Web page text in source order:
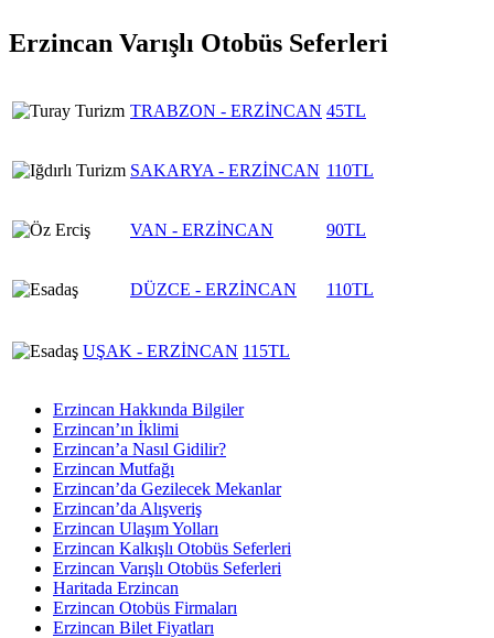
Erzincan Varışlı Otobüs Seferleri
TRABZON - ERZİNCAN 45TL
SAKARYA - ERZİNCAN 110TL
VAN - ERZİNCAN 90TL
DÜZCE - ERZİNCAN 110TL
UŞAK - ERZİNCAN 115TL
Erzincan Hakkında Bilgiler
Erzincan’ın İklimi
Erzincan’a Nasıl Gidilir?
Erzincan Mutfağı
Erzincan’da Gezilecek Mekanlar
Erzincan’da Alışveriş
Erzincan Ulaşım Yolları
Erzincan Kalkışlı Otobüs Seferleri
Erzincan Varışlı Otobüs Seferleri
Haritada Erzincan
Erzincan Otobüs Firmaları
Erzincan Bilet Fiyatları